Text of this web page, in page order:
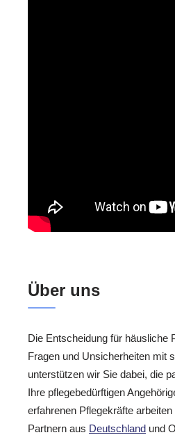
Über uns
Die Entscheidung für häusliche
Fragen und Unsicherheiten mit
unterstützen wir Sie dabei, die
Ihre pflegebedürftigen
erfahrenen Pflegekräfte
Partnern aus Deutschland und